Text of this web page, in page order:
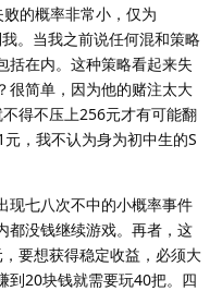
的概率非常小，仅为
。当我之前说任何混和策略
括在内。这种策略看起来失
很简单，因为他的赌注太大
得不压上256元才有可能翻
，我不认为身为初中生的S
现七八次不中的小概率事件
都没钱继续游戏。再者，这
要想获得稳定收益，必须大
到20块钱就需要玩40把。四